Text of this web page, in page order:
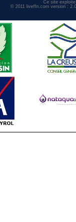
Ce site
© 2011 liveffn.com version :